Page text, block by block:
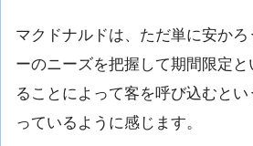
マクドナルドは、ただ単に安か
ーのニーズを把握して期間限定
ることによって客を呼び込むと
っているように感じます。